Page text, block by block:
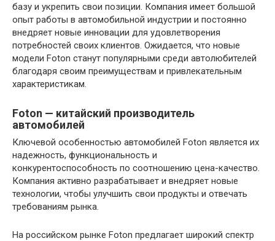
базу и укрепить свои позиции. Компания имеет большой
опыт работы в автомобильной индустрии и постоянно
внедряет новые инновации для удовлетворения
потребностей своих клиентов. Ожидается, что новые
модели Foton станут популярными среди автолюбителей
благодаря своим преимуществам и привлекательным
характеристикам.
Foton — китайский производитель
автомобилей
Ключевой особенностью автомобилей Foton является их
надежность, функциональность и
конкурентоспособность по соотношению цена-качество.
Компания активно разрабатывает и внедряет новые
технологии, чтобы улучшить свои продукты и отвечать
требованиям рынка.
На российском рынке Foton предлагает широкий спектр